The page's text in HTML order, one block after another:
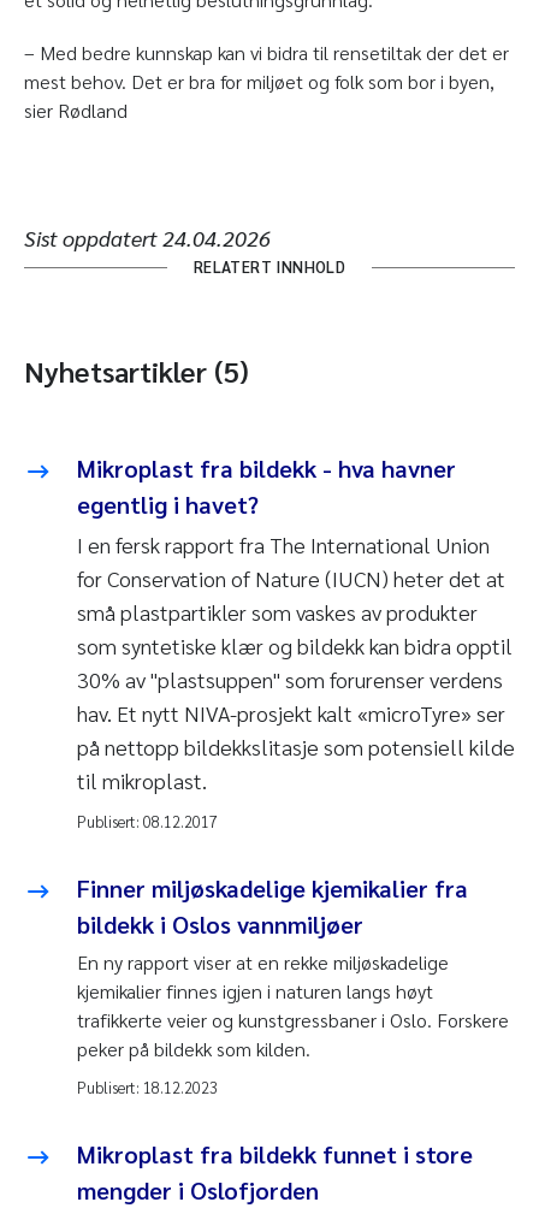
– Med bedre kunnskap kan vi bidra til rensetiltak der det er
mest behov. Det er bra for miljøet og folk som bor i byen,
sier Rødland
Sist oppdatert24.04.2026
RELATERT INNHOLD
Nyhetsartikler (5)
Mikroplast fra bildekk - hva havner
egentlig i havet?
I en fersk rapport fra The International Union
for Conservation of Nature (IUCN) heter det at
små plastpartikler som vaskes av produkter
som syntetiske klær og bildekk kan bidra opptil
30% av "plastsuppen" som forurenser verdens
hav. Et nytt NIVA-prosjekt kalt «microTyre» ser
på nettopp bildekkslitasje som potensiell kilde
til mikroplast.
Publisert: 08.12.2017
Finner miljøskadelige kjemikalier fra
bildekk i Oslos vannmiljøer
En ny rapport viser at en rekke miljøskadelige
kjemikalier finnes igjen i naturen langs høyt
trafikkerte veier og kunstgressbaner i Oslo. Forskere
peker på bildekk som kilden.
Publisert: 18.12.2023
Mikroplast fra bildekk funnet i store
mengder i Oslofjorden